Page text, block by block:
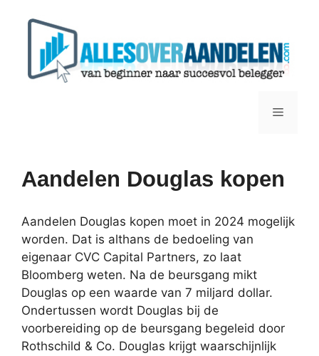
Menu
Aandelen Douglas kopen
Aandelen Douglas kopen moet in 2024 mogelijk
worden. Dat is althans de bedoeling van
eigenaar CVC Capital Partners, zo laat
Bloomberg weten. Na de beursgang mikt
Douglas op een waarde van 7 miljard dollar.
Ondertussen wordt Douglas bij de
voorbereiding op de beursgang begeleid door
Rothschild & Co. Douglas krijgt waarschijnlijk